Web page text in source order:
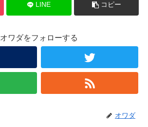
LINE コピー
オワダをフォローする
オワダ